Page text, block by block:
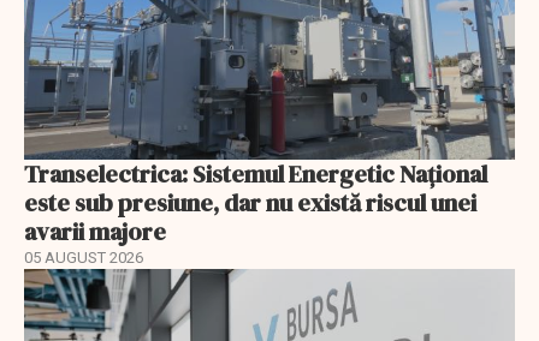
Transelectrica: Sistemul Energetic Național
este sub presiune, dar nu există riscul unei
avarii majore
05 AUGUST 2026